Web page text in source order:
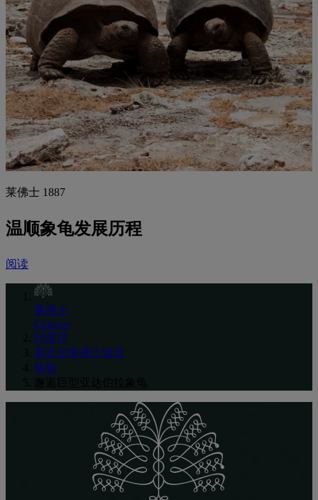
莱佛士 1887
温顺象龟发展历程
阅读
莱佛士
Chinese
印度洋
塞舌尔莱佛士酒店
体验